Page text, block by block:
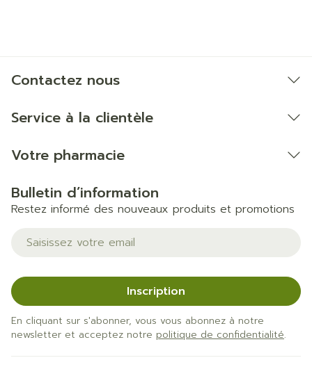
Contactez nous
Service à la clientèle
Votre pharmacie
Bulletin d’information
Restez informé des nouveaux produits et promotions
Adresse mail
Inscription
En cliquant sur s'abonner, vous vous abonnez à notre
newsletter et acceptez notre politique de confidentialité.